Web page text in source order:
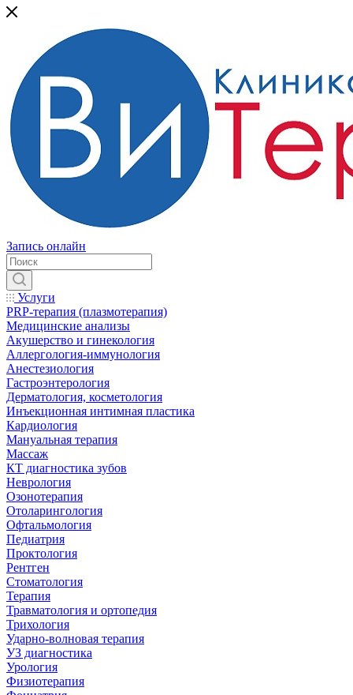
Запись онлайн
Услуги
PRP-терапия (плазмотерапия)
Медицинские анализы
Акушерство и гинекология
Аллергология-иммунология
Анестезиология
Гастроэнтерология
Дерматология, косметология
Инъекционная интимная пластика
Кардиология
Мануальная терапия
Массаж
КТ диагностика зубов
Неврология
Озонотерапия
Отоларингология
Офтальмология
Педиатрия
Проктология
Рентген
Стоматология
Терапия
Травматология и ортопедия
Трихология
Ударно-волновая терапия
УЗ диагностика
Урология
Физиотерапия